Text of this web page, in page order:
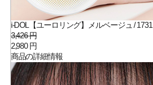
i-DOL【ユーロリング】メルベージュ / 1731
3,426 円
2,980 円
商品の詳細情報